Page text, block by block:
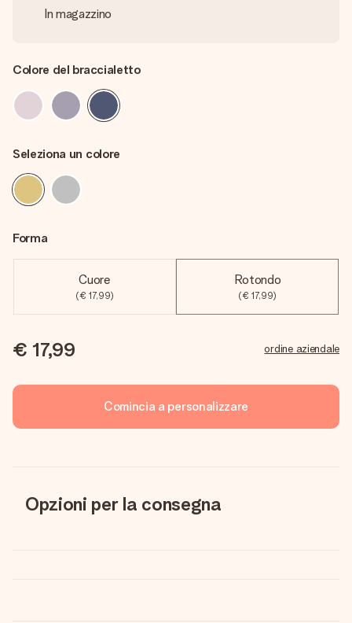
In magazzino
Colore del braccialetto
Seleziona un colore
Forma
Cuore
(€ 17,99)
Rotondo
(€ 17,99)
€ 17,99 ordine aziendale
Comincia a personalizzare
Opzioni per la consegna